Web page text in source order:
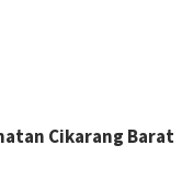
Cikarang Barat